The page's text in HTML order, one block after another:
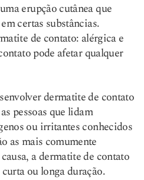
erupção cutânea que
certas substâncias.
de contato: alérgica e
pode afetar qualquer
dermatite de contato
pessoas que lidam
ou irritantes conhecidos
as mais comumente
a dermatite de contato
ou longa duração.